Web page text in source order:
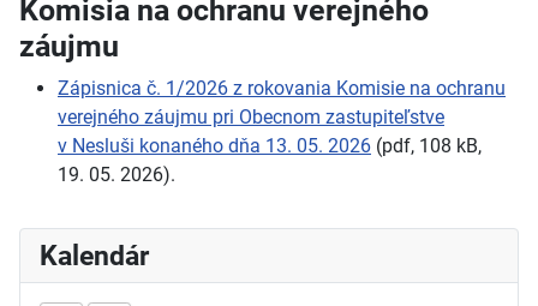
Komisia na ochranu verejného
záujmu
Zápisnica č. 1/2026 z rokovania Komisie na ochranu
verejného záujmu pri Obecnom zastupiteľstve
v Nesluši konaného dňa 13. 05. 2026 (pdf, 108 kB,
19. 05. 2026).
Kalendár